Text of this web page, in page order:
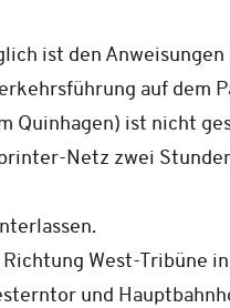
ist den
auf dem
Quinhagen) ist nicht
Netz zwei
West-Tribüne
und